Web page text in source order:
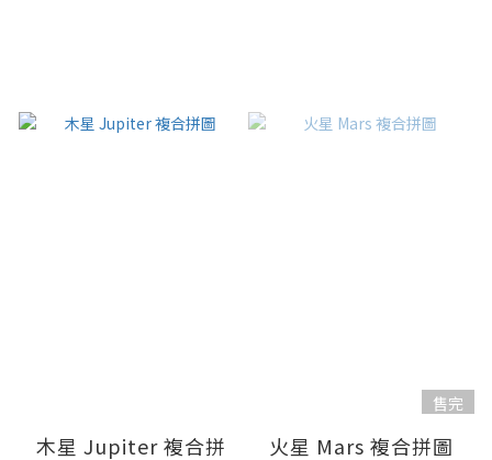
木星 Jupiter 複合拼
售完
火星 Mars 複合拼圖